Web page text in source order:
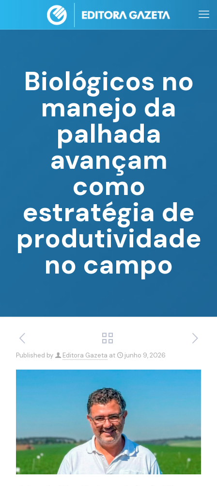
Biológicos no
manejo da
palhada
avançam
como
estratégia de
produtividade
no campo
Published by Editora Gazeta at junho 9, 2026